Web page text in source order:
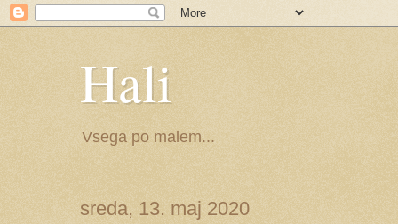
Hali
Vsega po malem...
sreda, 13. maj 2020